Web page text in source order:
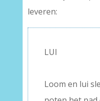
leveren:
LUI
Loom en lui